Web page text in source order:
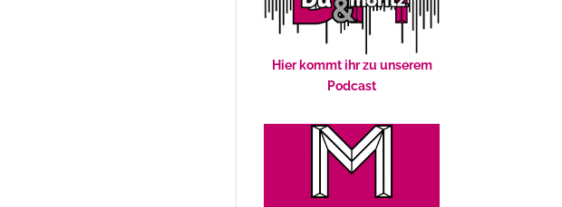
Hier kommt ihr zu unserem
Podcast